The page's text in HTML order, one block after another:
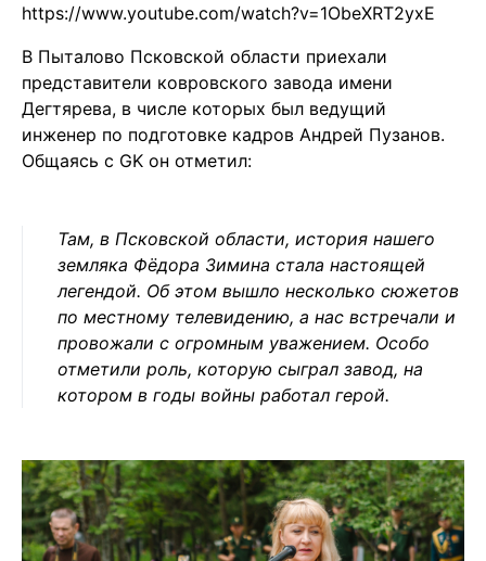
https://www.youtube.com/watch?v=1ObeXRT2yxE
В Пыталово Псковской области приехали
представители ковровского завода имени
Дегтярева, в числе которых был ведущий
инженер по подготовке кадров Андрей Пузанов.
Общаясь с GK он отметил:
Там, в Псковской области, история нашего
земляка Фёдора Зимина стала настоящей
легендой. Об этом вышло несколько сюжетов
по местному телевидению, а нас встречали и
провожали с огромным уважением. Особо
отметили роль, которую сыграл завод, на
котором в годы войны работал герой.